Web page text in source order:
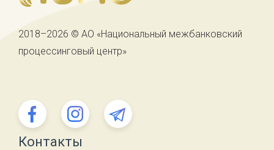
2018–2026 © АО «Национальный межбанковский
процессинговый центр»
Контакты